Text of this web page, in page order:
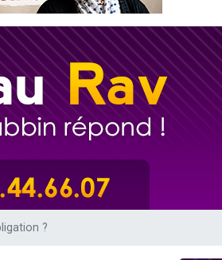
de vacances aux Orphelins
?